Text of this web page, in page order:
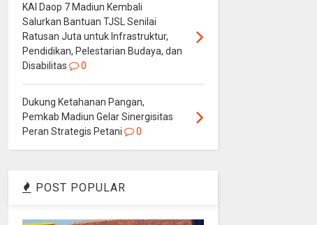
KAI Daop 7 Madiun Kembali
Salurkan Bantuan TJSL Senilai
Ratusan Juta untuk Infrastruktur,
Pendidikan, Pelestarian Budaya, dan
Disabilitas
0
Dukung Ketahanan Pangan,
Pemkab Madiun Gelar Sinergisitas
Peran Strategis Petani
0
POST POPULAR